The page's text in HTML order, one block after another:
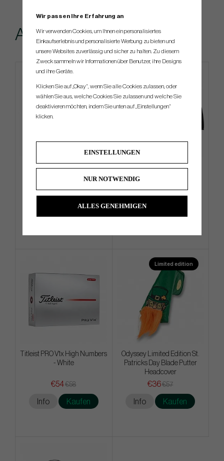
Andere kauften...
Evnroll Neo Classic ER2 Satin
€359€486
Mizuno Crossed Clubs
Meshback - Brilliant Blue
€18€31
Titleist PRO V1x High Numbers
- White
€54€58
Info Kaufen
Limited edition
Odyssey Limited Edition St.
Patricks Day Blade Putter
Headcover
€36€57
Info Kaufen
Wir passen Ihre Erfahrung an
Wir verwenden Cookies, um Ihnen ein personalisiertes
Einkaufserlebnis und personalisierte Werbung zu bieten und
unsere Websites zuverlässig und sicher zu halten. Zu diesem
Zweck sammeln wir Informationen über Benutzer, ihre Designs
und ihre Geräte.
Klicken Sie auf „Okay“, wenn Sie alle Cookies zulassen, oder
wählen Sie aus, welche Cookies Sie zulassen und welche Sie
deaktivieren möchten, indem Sie unten auf „Einstellungen“
klicken.
EINSTELLUNGEN
NUR NOTWENDIG
ALLES GENEHMIGEN